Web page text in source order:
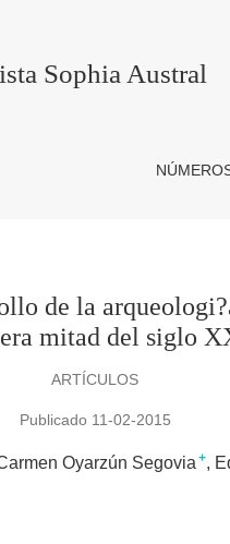
de
Sophia Austral
de la
mitad del siglo
ARTÍCULOS
Publicado 11-02-2015
Oyarzún Segovia +